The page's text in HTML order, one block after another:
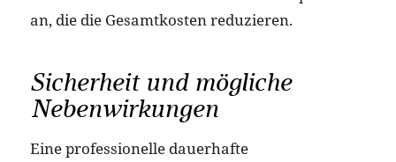
an, die die Gesamtkosten reduzieren.
Sicherheit und mögliche
Nebenwirkungen
Eine professionelle dauerhafte